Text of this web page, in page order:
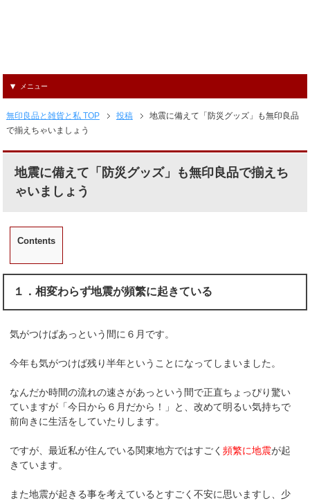
メニュー
無印良品と雑貨と私 TOP 投稿
地震に備えて「防災グッズ」も無印良品
で揃えちゃいましょう
地震に備えて「防災グッズ」も無印良品で揃えち
ゃいましょう
Contents
１．相変わらず地震が頻繁に起きている
気がつけばあっという間に６月です。
今年も気がつけば残り半年ということになってしまいました。
なんだか時間の流れの速さがあっという間で正直ちょっぴり驚い
ていますが「今日から６月だから！」と、改めて明るい気持ちで
前向きに生活をしていたりします。
ですが、最近私が住んでいる関東地方ではすごく頻繁に地震が起
きています。
また地震が起きる事を考えているとすごく不安に思いますし、少